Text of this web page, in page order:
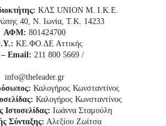
ΚΛΣ UNION Μ. Ι.Κ.Ε.
40, Ν. Ιωνία, Τ.Κ. 14233
ΑΦΜ: 801424700
ΚΕ.ΦΟ.ΔΕ Αττικής
Email: 211 800 5669 /
info@theleader.gr
Καλογήρος Κωνσταντίνος
Καλογήρος Κωνσταντίνος
Ιστοσελίδας: Ιωάννα Σταμούλη
Σύνταξης: Αλεξίου Ζωίτσα